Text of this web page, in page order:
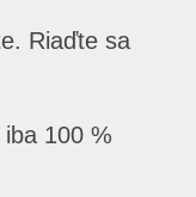
Riaďte sa
100 %